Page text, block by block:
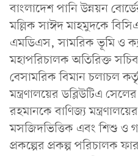
বাংলাদেশ পানি উন্নয়ন
মল্লিক সাঈদ মাহমুদকে
এমডিএস, সামরিক ভূমি ও
মহাপরিচালক অতিরিক্ত
বেসামরিক বিমান চলাচল
মন্ত্রণালয়ের ডব্লিউটিএ
রহমানকে বাণিজ্য
মসজিদভিত্তিক এবং শিশু ও
প্রকল্পের প্রকল্প পরিচালক